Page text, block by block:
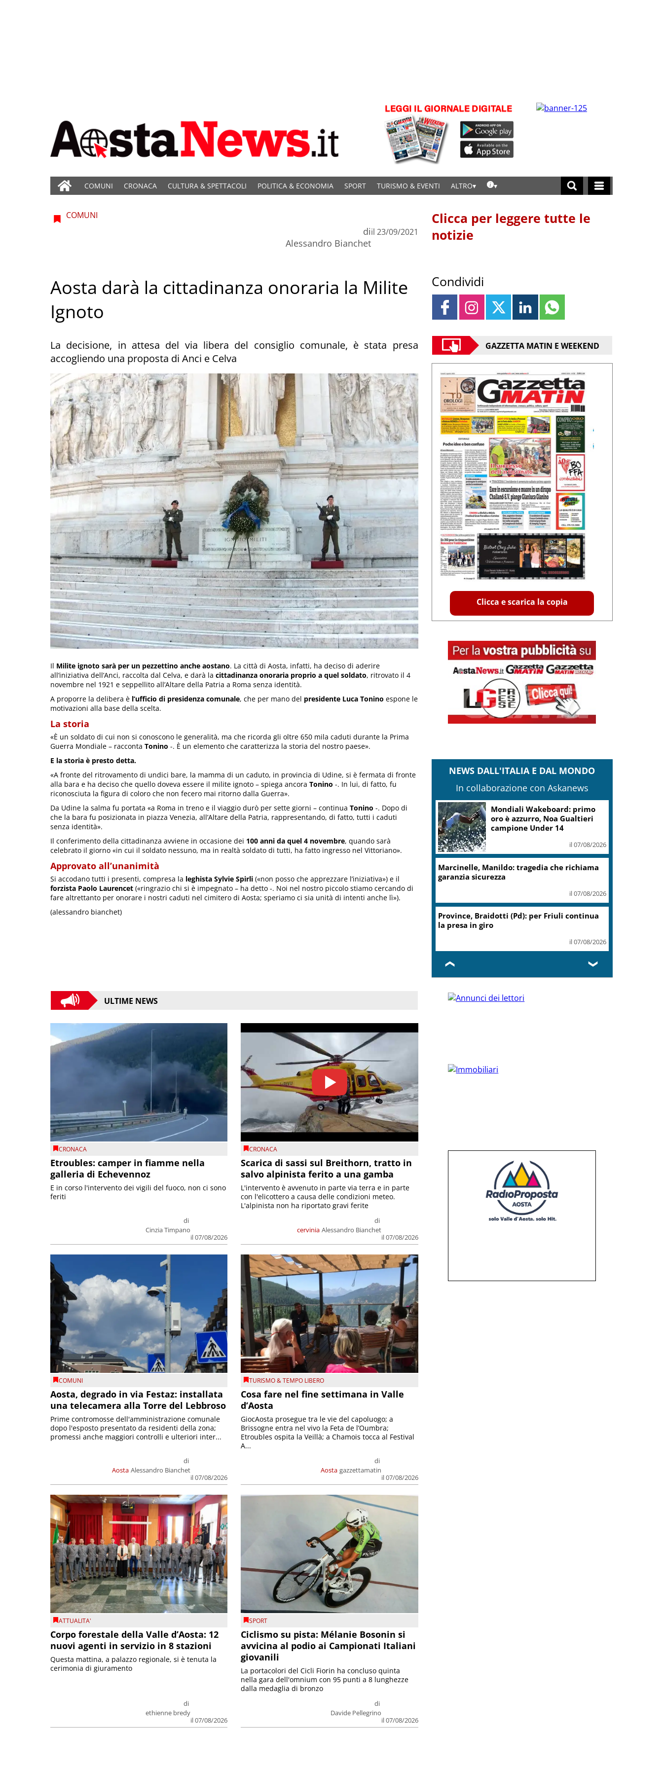
COMUNI CRONACA CULTURA & SPETTACOLI POLITICA & ECONOMIA SPORT TURISMO & EVENTI ALTRO
COMUNI
di
Alessandro Bianchet
il 23/09/2021
Aosta darà la cittadinanza onoraria la Milite
Ignoto
La decisione, in attesa del via libera del consiglio comunale, è stata presa
accogliendo una proposta di Anci e Celva
Il Milite ignoto sarà per un pezzettino anche aostano. La città di Aosta, infatti, ha deciso di aderire
all’iniziativa dell’Anci, raccolta dal Celva, e darà la cittadinanza onoraria proprio a quel soldato, ritrovato il 4
novembre nel 1921 e seppellito all’Altare della Patria a Roma senza identità.
A proporre la delibera è l’ufficio di presidenza comunale, che per mano del presidente Luca Tonino espone le
motivazioni alla base della scelta.
La storia
«È un soldato di cui non si conoscono le generalità, ma che ricorda gli oltre 650 mila caduti durante la Prima
Guerra Mondiale – racconta Tonino -. È un elemento che caratterizza la storia del nostro paese».
E la storia è presto detta.
«A fronte del ritrovamento di undici bare, la mamma di un caduto, in provincia di Udine, si è fermata di fronte
alla bara e ha deciso che quello doveva essere il milite ignoto – spiega ancora Tonino -. In lui, di fatto, fu
riconosciuta la figura di coloro che non fecero mai ritorno dalla Guerra».
Da Udine la salma fu portata «a Roma in treno e il viaggio durò per sette giorni – continua Tonino -. Dopo di
che la bara fu posizionata in piazza Venezia, all’Altare della Patria, rappresentando, di fatto, tutti i caduti
senza identità».
Il conferimento della cittadinanza avviene in occasione dei 100 anni da quel 4 novembre, quando sarà
celebrato il giorno «in cui il soldato nessuno, ma in realtà soldato di tutti, ha fatto ingresso nel Vittoriano».
Approvato all’unanimità
Si accodano tutti i presenti, compresa la leghista Sylvie Spirli («non posso che apprezzare l’iniziativa») e il
forzista Paolo Laurencet («ringrazio chi si è impegnato – ha detto -. Noi nel nostro piccolo stiamo cercando di
fare altrettanto per onorare i nostri caduti nel cimitero di Aosta; speriamo ci sia unità di intenti anche lì»).
(alessandro bianchet)
ULTIME NEWS
CRONACA
Etroubles: camper in fiamme nella
galleria di Echevennoz
di
Cinzia Timpano
il 07/08/2026
E in corso l'intervento dei vigili del fuoco, non ci sono
feriti
CRONACA
Scarica di sassi sul Breithorn, tratto in
salvo alpinista ferito a una gamba
cervinia
di
Alessandro Bianchet
il 07/08/2026
L'intervento è avvenuto in parte via terra e in parte
con l'elicottero a causa delle condizioni meteo.
L'alpinista non ha riportato gravi ferite
COMUNI
Aosta, degrado in via Festaz: installata
una telecamera alla Torre del Lebbroso
Aosta
di
Alessandro Bianchet
il 07/08/2026
Prime contromosse dell'amministrazione comunale
dopo l'esposto presentato da residenti della zona;
promessi anche maggiori controlli e ulteriori inter...
TURISMO & TEMPO LIBERO
Cosa fare nel fine settimana in Valle
d’Aosta
Aosta
di
gazzettamatin
il 07/08/2026
GiocAosta prosegue tra le vie del capoluogo; a
Brissogne entra nel vivo la Feta de l’Oumbra;
Etroubles ospita la Veillà; a Chamois tocca al Festival
A...
ATTUALITA'
Corpo forestale della Valle d’Aosta: 12
nuovi agenti in servizio in 8 stazioni
di
ethienne bredy
il 07/08/2026
Questa mattina, a palazzo regionale, si è tenuta la
cerimonia di giuramento
SPORT
Ciclismo su pista: Mélanie Bosonin si
avvicina al podio ai Campionati Italiani
giovanili
di
Davide Pellegrino
il 07/08/2026
La portacolori del Cicli Fiorin ha concluso quinta
nella gara dell'omnium con 95 punti a 8 lunghezze
dalla medaglia di bronzo
Clicca per leggere tutte le
notizie
Condividi
GAZZETTA MATIN E WEEKEND
Clicca e scarica la copia
NEWS DALL'ITALIA E DAL MONDO
In collaborazione con Askanews
Mondiali Wakeboard: primo
oro è azzurro, Noa Gualtieri
campione Under 14
il 07/08/2026
Marcinelle, Manildo: tragedia che richiama
garanzia sicurezza
il 07/08/2026
Province, Braidotti (Pd): per Friuli continua
la presa in giro
il 07/08/2026
❮ ❯